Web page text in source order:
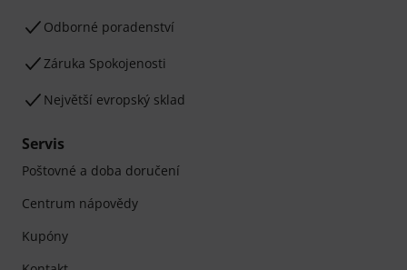
Odborné poradenství
Záruka Spokojenosti
Největší evropský sklad
Servis
Poštovné a doba doručení
Centrum nápovědy
Kupóny